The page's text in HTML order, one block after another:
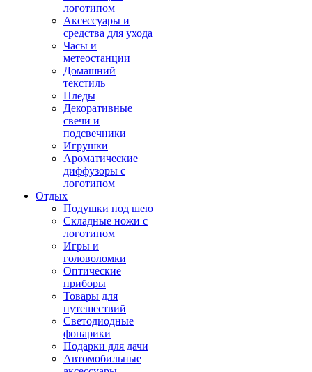
логотипом
Аксессуары и
средства для ухода
Часы и
метеостанции
Домашний
текстиль
Пледы
Декоративные
свечи и
подсвечники
Игрушки
Ароматические
диффузоры с
логотипом
Отдых
Подушки под шею
Складные ножи с
логотипом
Игры и
головоломки
Оптические
приборы
Товары для
путешествий
Светодиодные
фонарики
Подарки для дачи
Автомобильные